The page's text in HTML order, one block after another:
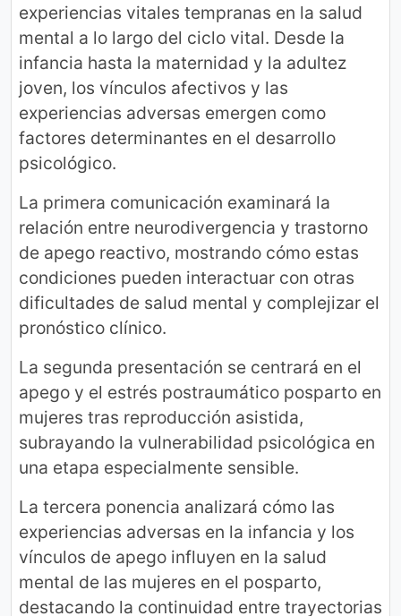
experiencias vitales tempranas en la salud
mental a lo largo del ciclo vital. Desde la
infancia hasta la maternidad y la adultez
joven, los vínculos afectivos y las
experiencias adversas emergen como
factores determinantes en el desarrollo
psicológico.
La primera comunicación examinará la
relación entre neurodivergencia y trastorno
de apego reactivo, mostrando cómo estas
condiciones pueden interactuar con otras
dificultades de salud mental y complejizar el
pronóstico clínico.
La segunda presentación se centrará en el
apego y el estrés postraumático posparto en
mujeres tras reproducción asistida,
subrayando la vulnerabilidad psicológica en
una etapa especialmente sensible.
La tercera ponencia analizará cómo las
experiencias adversas en la infancia y los
vínculos de apego influyen en la salud
mental de las mujeres en el posparto,
destacando la continuidad entre trayectorias